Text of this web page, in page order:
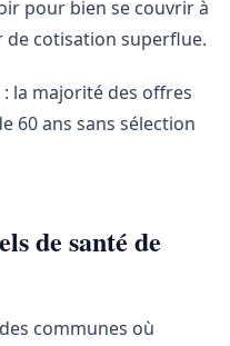
pour bien se couvrir à
de cotisation superflue.
la majorité des offres
60 ans sans sélection
de santé de
communes où